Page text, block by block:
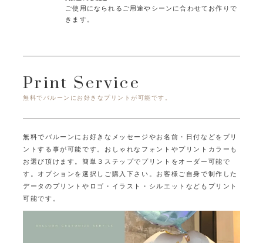
ご使用になられるご用途やシーンに合わせてお作りで
きます。
Print Service
無料でバルーンにお好きなプリントが可能です。
無料でバルーンにお好きなメッセージやお名前・日付などをプリ
ントする事が可能です。 おしゃれなフォントやプリントカラーも
お選び頂けます。簡単３ステップでプリントをオーダー可能で
す。オプションを選択しご購入下さい。 お客様ご自身で制作した
データのプリントやロゴ・イラスト・シルエットなどもプリント
可能です。